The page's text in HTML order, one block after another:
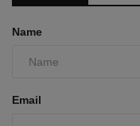
Name
Email